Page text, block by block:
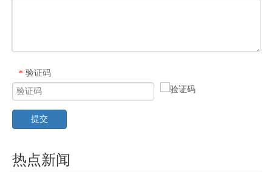
* 验证码
提交
热点新闻